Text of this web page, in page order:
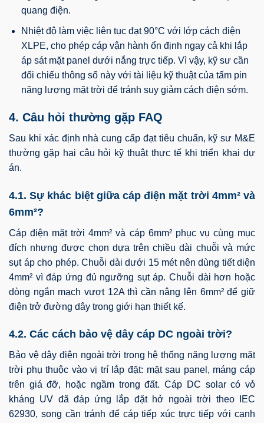
quang điện.
Nhiệt độ làm việc liên tục đạt 90°C với lớp cách điện
XLPE, cho phép cáp vận hành ổn định ngay cả khi lắp
áp sát mặt panel dưới nắng trực tiếp. Vì vậy, kỹ sư cần
đối chiếu thông số này với tài liệu kỹ thuật của tấm pin
năng lượng mặt trời để tránh suy giảm cách điện sớm.
4. Câu hỏi thường gặp FAQ
Sau khi xác định nhà cung cấp đạt tiêu chuẩn, kỹ sư M&E
thường gặp hai câu hỏi kỹ thuật thực tế khi triển khai dự
án.
4.1. Sự khác biệt giữa cáp điện mặt trời 4mm² và
6mm²?
Cáp điện mặt trời 4mm² và cáp 6mm² phục vụ cùng mục
đích nhưng được chọn dựa trên chiều dài chuỗi và mức
sụt áp cho phép. Chuỗi dài dưới 15 mét nên dùng tiết diện
4mm² vì đáp ứng đủ ngưỡng sụt áp. Chuỗi dài hơn hoặc
dòng ngắn mạch vượt 12A thì cần nâng lên 6mm² để giữ
điện trở đường dây trong giới hạn thiết kế.
4.2. Các cách bảo vệ dây cáp DC ngoài trời?
Bảo vệ dây điện ngoài trời trong hệ thống năng lượng mặt
trời phụ thuộc vào vị trí lắp đặt: mặt sau panel, máng cáp
trên giá đỡ, hoặc ngầm trong đất. Cáp DC solar có vỏ
kháng UV đã đáp ứng lắp đặt hở ngoài trời theo IEC
62930, song cần tránh để cáp tiếp xúc trực tiếp với cạnh